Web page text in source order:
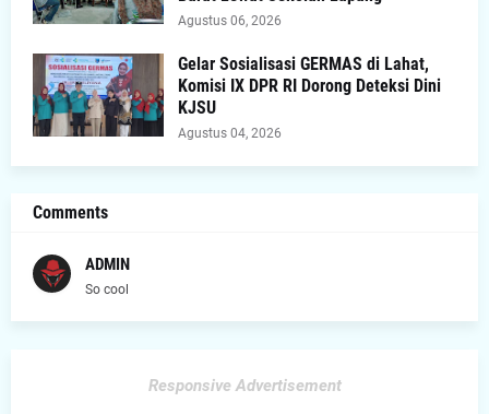
Agustus 06, 2026
Gelar Sosialisasi GERMAS di Lahat,
Komisi IX DPR RI Dorong Deteksi Dini
KJSU
Agustus 04, 2026
Comments
ADMIN
So cool
Responsive Advertisement